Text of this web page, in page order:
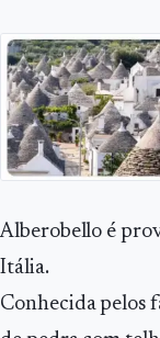
Alberobello é
Itália.
Conhecida pelos